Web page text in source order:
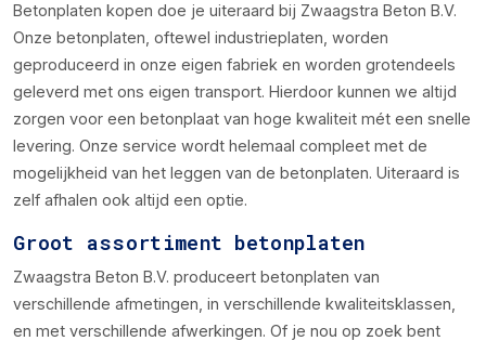
Betonplaten kopen doe je uiteraard bij Zwaagstra Beton B.V.
Onze betonplaten, oftewel industrieplaten, worden
geproduceerd in onze eigen fabriek en worden grotendeels
geleverd met ons eigen transport. Hierdoor kunnen we altijd
zorgen voor een betonplaat van hoge kwaliteit mét een snelle
levering. Onze service wordt helemaal compleet met de
mogelijkheid van het leggen van de betonplaten. Uiteraard is
zelf afhalen ook altijd een optie.
Groot assortiment betonplaten
Zwaagstra Beton B.V. produceert betonplaten van
verschillende afmetingen, in verschillende kwaliteitsklassen,
en met verschillende afwerkingen. Of je nou op zoek bent